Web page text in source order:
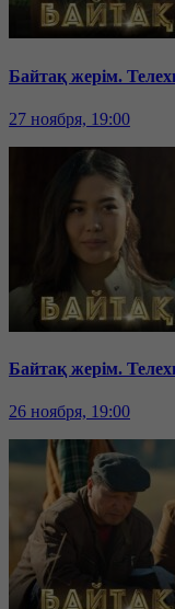
Байтақ жерім.
27 ноября, 19:00
Байтақ жерім.
26 ноября, 19:00